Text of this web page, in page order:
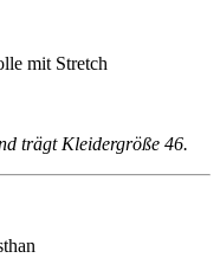
mit Stretch
trägt Kleidergröße 46.